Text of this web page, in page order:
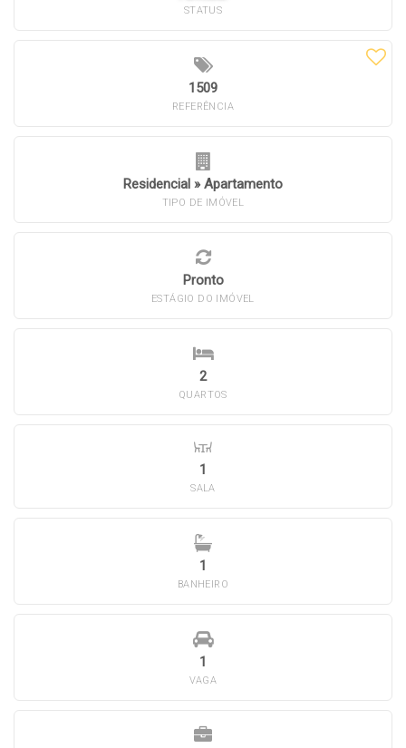
STATUS
1509
REFERÊNCIA
Residencial » Apartamento
TIPO DE IMÓVEL
Pronto
ESTÁGIO DO IMÓVEL
2
QUARTOS
1
SALA
1
BANHEIRO
1
VAGA